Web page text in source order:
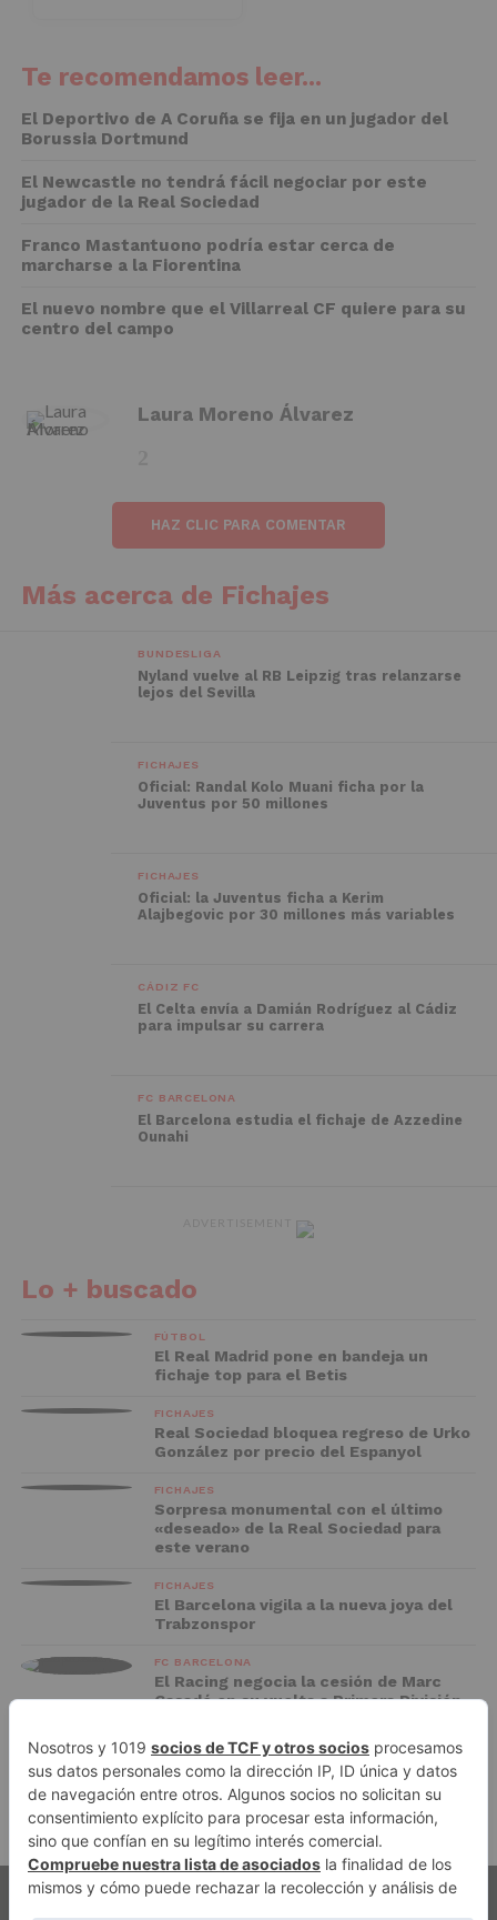
Te recomendamos leer...
El Deportivo de A Coruña se fija en un jugador del
Borussia Dortmund
El Newcastle no tendrá fácil negociar por este
jugador de la Real Sociedad
Franco Mastantuono podría estar cerca de
marcharse a la Fiorentina
El nuevo nombre que el Villarreal CF quiere para su
centro del campo
Laura Moreno Álvarez
HAZ CLIC PARA COMENTAR
Más acerca de Fichajes
BUNDESLIGA
Nyland vuelve al RB Leipzig tras relanzarse
lejos del Sevilla
FICHAJES
Oficial: Randal Kolo Muani ficha por la
Juventus por 50 millones
FICHAJES
Oficial: la Juventus ficha a Kerim
Alajbegovic por 30 millones más variables
CÁDIZ FC
El Celta envía a Damián Rodríguez al Cádiz
para impulsar su carrera
FC BARCELONA
El Barcelona estudia el fichaje de Azzedine
Ounahi
Lo + buscado
FÚTBOL
El Real Madrid pone en bandeja un
fichaje top para el Betis
FICHAJES
Real Sociedad bloquea regreso de Urko
González por precio del Espanyol
FICHAJES
Sorpresa monumental con el último
«deseado» de la Real Sociedad para
este verano
FICHAJES
El Barcelona vigila a la nueva joya del
Trabzonspor
FC BARCELONA
El Racing negocia la cesión de Marc
Casadó en su vuelta a Primera División
ADVERTISEMENT